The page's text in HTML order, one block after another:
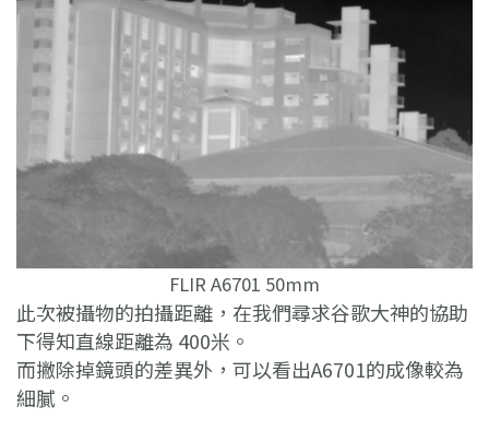
FLIR A6701 50mm
此次被攝物的拍攝距離，在我們尋求谷歌大神的協助
下得知直線距離為 400米。
而撇除掉鏡頭的差異外，可以看出A6701的成像較為
細膩。